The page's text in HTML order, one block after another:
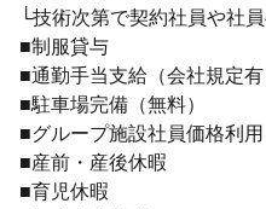
└技術次第で契約社員や社
■制服貸与
■通勤手当支給（会社規定有
■駐車場完備（無料）
■グループ施設社員価格利用
■産前・産後休暇
■育児休暇